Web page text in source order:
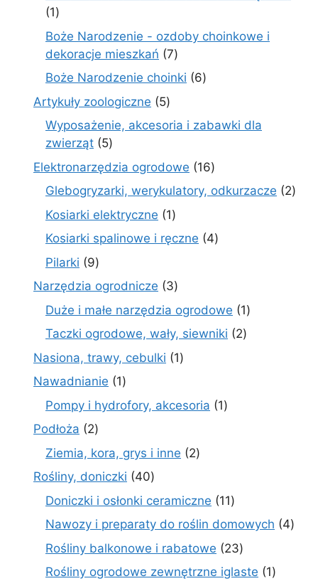
11
produkt
Boże Narodzenie - ozdoby choinkowe i
dekoracje mieszkań 77
produktów
Boże Narodzenie choinki 66
Artykuły zoologiczne 55
produktów
Wyposażenie, akcesoria i zabawki dla
zwierząt 55
produktów
Elektronarzędzia ogrodowe 1616
produktów
Glebogryzarki, werykulatory, odkurzacze 22
Kosiarki elektryczne 11
produkt
Kosiarki spalinowe i ręczne 44
Pilarki 99
produktów
Narzędzia ogrodnicze 33
produkty
Duże i małe narzędzia ogrodowe 11
Taczki ogrodowe, wały, siewniki 22
Nasiona, trawy, cebulki 11
Nawadnianie 11
produkt
Pompy i hydrofory, akcesoria 11
Podłoża 22
Ziemia, kora, grys i inne 22
Rośliny, doniczki 4040
produktów
Doniczki i osłonki ceramiczne 1111
produktów
Nawozy i preparaty do roślin domowych 44
Rośliny balkonowe i rabatowe 2323
produkty
Rośliny ogrodowe zewnętrzne iglaste 11